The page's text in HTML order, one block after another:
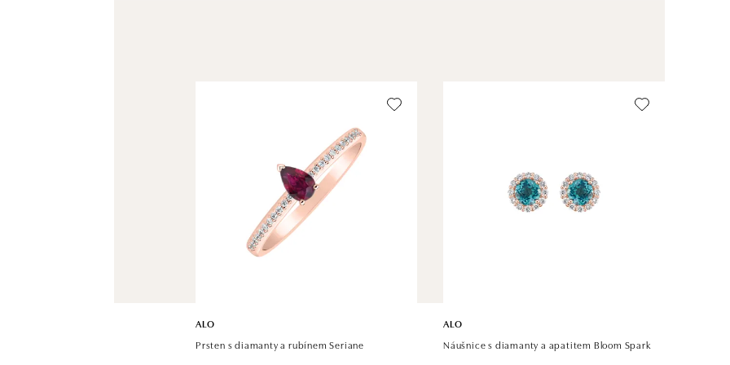
ALO
Prsten s diamanty a rubínem Seriane
ALO
Náušnice s diamanty a apatitem Bloom Spark